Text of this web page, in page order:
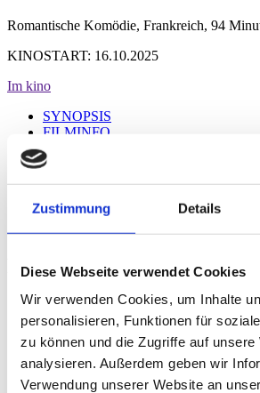
Zustimmung Details
Diese Webseite verwendet Cookies
Wir verwenden Cookies, um Inhalte
personalisieren, Funktionen für
zu können und die Zugriffe auf unsere
analysieren. Außerdem geben wir
Verwendung unserer Website an
Romantische Komödie, Frankreich, 94
KINOSTART: 16.10.2025
Im kino
SYNOPSIS
FILMINFO
FESTIVALS & PRESSE
CAST & CREW
GALERIE
FILMINFO
Délka:94 Minuten
Země:Frankreich
Žánr:
Romantische Komödie
FSK:ohne Altersbeschränkung
Originalsprache:Französisch